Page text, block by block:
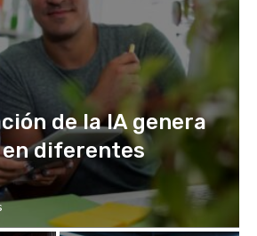
de la IA genera
diferentes